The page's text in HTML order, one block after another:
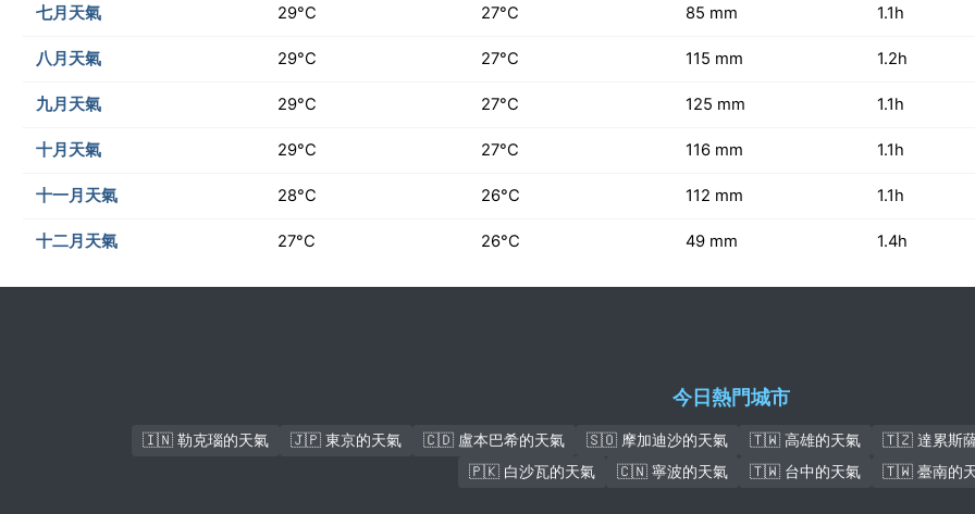
七月天氣 29°C 27°C 85 mm 1.1h
八月天氣 29°C 27°C 115 mm 1.2h
九月天氣 29°C 27°C 125 mm 1.1h
十月天氣 29°C 27°C 116 mm 1.1h
十一月天氣 28°C 26°C 112 mm 1.1h
十二月天氣 27°C 26°C 49 mm 1.4h
今日熱門城市
🇮🇳 勒克瑙的天氣 🇯🇵 東京的天氣 🇨🇩 盧本巴希的天氣 🇸🇴 摩加迪沙的天氣 🇹🇼 高雄的天氣 🇹🇿 達累斯
🇵🇰 白沙瓦的天氣
🇨🇳 寧波的天氣 🇹🇼 台中的天氣 🇹🇼 臺南的